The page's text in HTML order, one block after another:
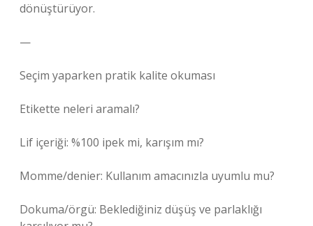
dönüştürüyor.
—
Seçim yaparken pratik kalite okuması
Etikette neleri aramalı?
Lif içeriği: %100 ipek mi, karışım mı?
Momme/denier: Kullanım amacınızla uyumlu mu?
Dokuma/örgü: Beklediğiniz düşüş ve parlaklığı